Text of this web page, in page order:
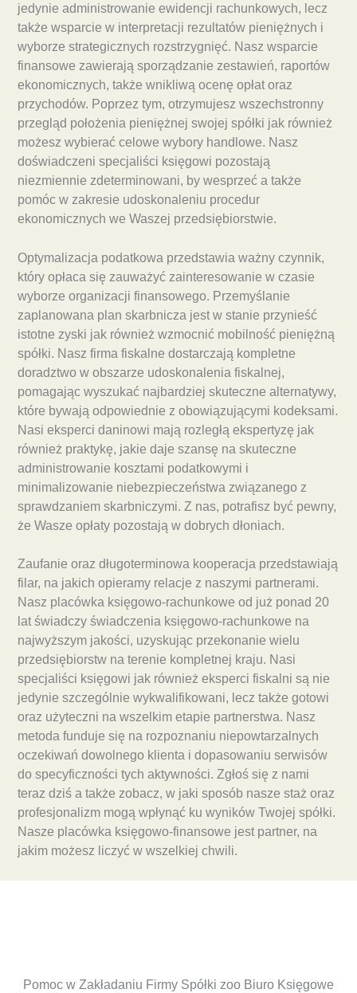
jedynie administrowanie ewidencji rachunkowych, lecz
także wsparcie w interpretacji rezultatów pieniężnych i
wyborze strategicznych rozstrzygnięć. Nasz wsparcie
finansowe zawierają sporządzanie zestawień, raportów
ekonomicznych, także wnikliwą ocenę opłat oraz
przychodów. Poprzez tym, otrzymujesz wszechstronny
przegląd położenia pieniężnej swojej spółki jak również
możesz wybierać celowe wybory handlowe. Nasz
doświadczeni specjaliści księgowi pozostają
niezmiennie zdeterminowani, by wesprzeć a także
pomóc w zakresie udoskonaleniu procedur
ekonomicznych we Waszej przedsiębiorstwie.
Optymalizacja podatkowa przedstawia ważny czynnik,
który opłaca się zauważyć zainteresowanie w czasie
wyborze organizacji finansowego. Przemyślanie
zaplanowana plan skarbnicza jest w stanie przynieść
istotne zyski jak również wzmocnić mobilność pieniężną
spółki. Nasz firma fiskalne dostarczają kompletne
doradztwo w obszarze udoskonalenia fiskalnej,
pomagając wyszukać najbardziej skuteczne alternatywy,
które bywają odpowiednie z obowiązującymi kodeksami.
Nasi eksperci daninowi mają rozległą ekspertyzę jak
również praktykę, jakie daje szansę na skuteczne
administrowanie kosztami podatkowymi i
minimalizowanie niebezpieczeństwa związanego z
sprawdzaniem skarbniczymi. Z nas, potrafisz być pewny,
że Wasze opłaty pozostają w dobrych dłoniach.
Zaufanie oraz długoterminowa kooperacja przedstawiają
filar, na jakich opieramy relacje z naszymi partnerami.
Nasz placówka księgowo-rachunkowe od już ponad 20
lat świadczy świadczenia księgowo-rachunkowe na
najwyższym jakości, uzyskując przekonanie wielu
przedsiębiorstw na terenie kompletnej kraju. Nasi
specjaliści księgowi jak również eksperci fiskalni są nie
jedynie szczególnie wykwalifikowani, lecz także gotowi
oraz użyteczni na wszelkim etapie partnerstwa. Nasz
metoda funduje się na rozpoznaniu niepowtarzalnych
oczekiwań dowolnego klienta i dopasowaniu serwisów
do specyficzności tych aktywności. Zgłoś się z nami
teraz dziś a także zobacz, w jaki sposób nasze staż oraz
profesjonalizm mogą wpłynąć ku wyników Twojej spółki.
Nasze placówka księgowo-finansowe jest partner, na
jakim możesz liczyć w wszelkiej chwili.
Pomoc w Zakładaniu Firmy Spółki zoo Biuro Księgowe